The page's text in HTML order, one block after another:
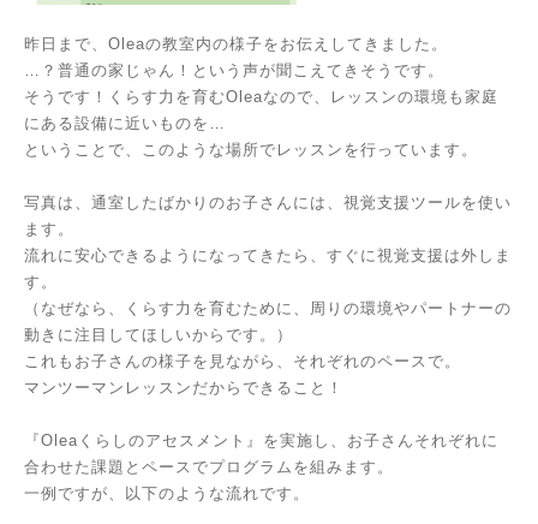
昨日まで、Oleaの教室内の様子をお伝えしてきました。
…？普通の家じゃん！という声が聞こえてきそうです。
そうです！くらす力を育むOleaなので、レッスンの環境も家庭
にある設備に近いものを…
ということで、このような場所でレッスンを行っています。
写真は、通室したばかりのお子さんには、視覚支援ツールを使い
ます。
流れに安心できるようになってきたら、すぐに視覚支援は外しま
す。
（なぜなら、くらす力を育むために、周りの環境やパートナーの
動きに注目してほしいからです。）
これもお子さんの様子を見ながら、それぞれのペースで。
マンツーマンレッスンだからできること！
『Oleaくらしのアセスメント』を実施し、お子さんそれぞれに
合わせた課題とペースでプログラムを組みます。
一例ですが、以下のような流れです。